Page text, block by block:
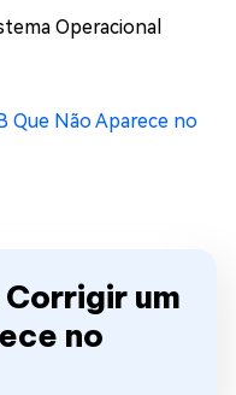
Operacional
Que Não Aparece no
um
no